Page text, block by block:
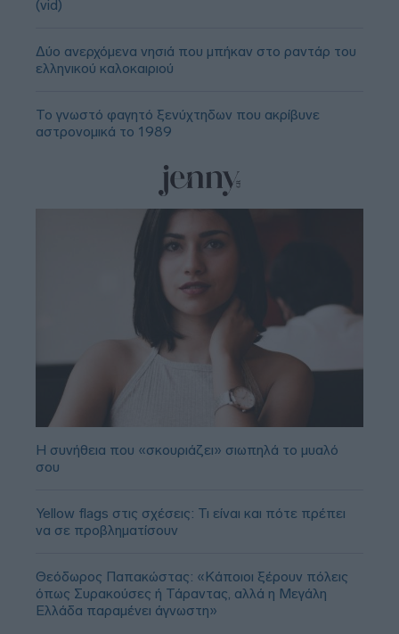
(vid)
Δύο ανερχόμενα νησιά που μπήκαν στο ραντάρ του
ελληνικού καλοκαιριού
Το γνωστό φαγητό ξενύχτηδων που ακρίβυνε
αστρονομικά το 1989
Η συνήθεια που «σκουριάζει» σιωπηλά το μυαλό
σου
Yellow flags στις σχέσεις: Τι είναι και πότε πρέπει
να σε προβληματίσουν
Θεόδωρος Παπακώστας: «Κάποιοι ξέρουν πόλεις
όπως Συρακούσες ή Τάραντας, αλλά η Μεγάλη
Ελλάδα παραμένει άγνωστη»